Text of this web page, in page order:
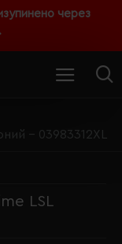
через
- 03983312XL
LSL